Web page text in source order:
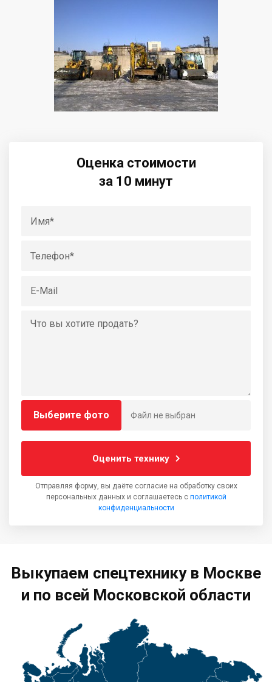
Оценка стоимости
за 10 минут
Выберите фото Файл не выбран
Оценить технику
Отправляя форму, вы даёте согласие на обработку своих
персональных данных и соглашаетесь с политикой
конфиденциальности
Выкупаем спецтехнику в Москве
и по всей Московской области